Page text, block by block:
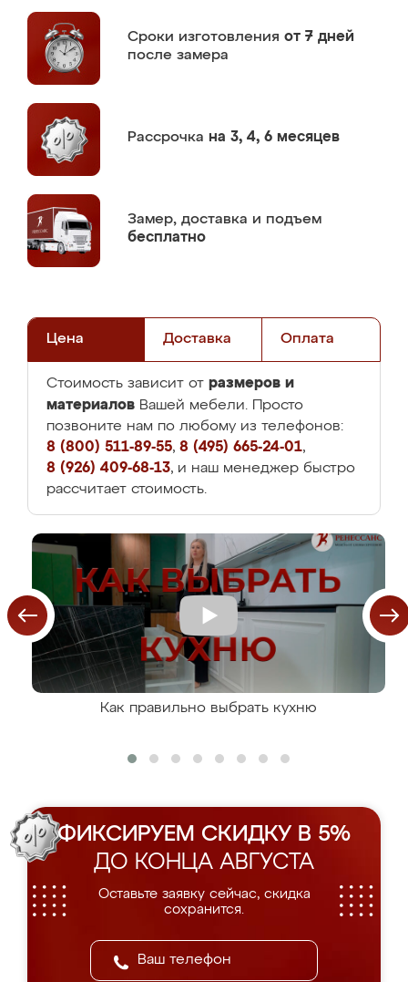
Сроки изготовления от 7 дней
после замера
Рассрочка на 3, 4, 6 месяцев
Замер, доставка и подъем
бесплатно
Цена Доставка Оплата
Стоимость зависит от размеров и
материалов Вашей мебели. Просто
позвоните нам по любому из телефонов:
8 (800) 511-89-55, 8 (495) 665-24-01,
8 (926) 409-68-13, и наш менеджер быстро
рассчитает стоимость.
Как правильно выбрать кухню
ФИКСИРУЕМ СКИДКУ В 5%
ДО КОНЦА АВГУСТА
Оставьте заявку сейчас, скидка
сохранится.